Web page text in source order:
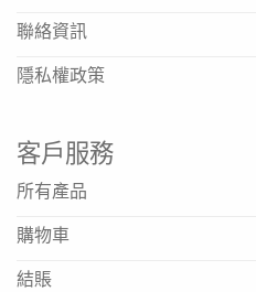
聯絡資訊
隱私權政策
客戶服務
所有產品
購物車
結賬